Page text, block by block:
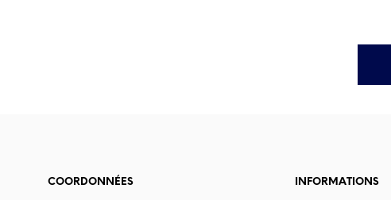
COORDONNÉES INFORMATIONS